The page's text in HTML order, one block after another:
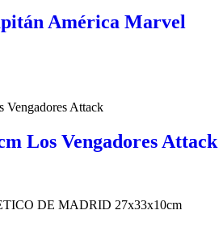
América Marvel
Los Vengadores Attack